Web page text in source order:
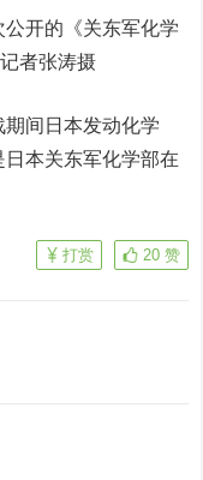
开的《关东军化学
者张涛摄
间日本发动化学
本关东军化学部在
20 赞
打赏